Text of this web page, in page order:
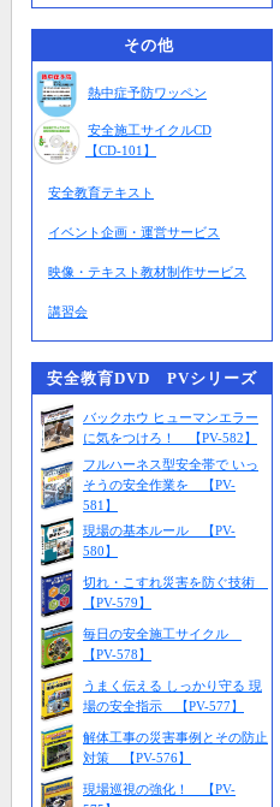
その他
熱中症予防ワッペン
安全施工サイクルCD
【CD-101】
安全教育テキスト
イベント企画・運営サービス
映像・テキスト教材制作サービス
講習会
安全教育DVD PVシリーズ
バックホウ ヒューマンエラー
に気をつけろ！ 【PV-582】
フルハーネス型安全帯で いっ
そうの安全作業を 【PV-
581】
現場の基本ルール 【PV-
580】
切れ・こすれ災害を防ぐ技術
【PV-579】
毎日の安全施工サイクル
【PV-578】
うまく伝える しっかり守る 現
場の安全指示 【PV-577】
解体工事の災害事例とその防止
対策 【PV-576】
現場巡視の強化！ 【PV-